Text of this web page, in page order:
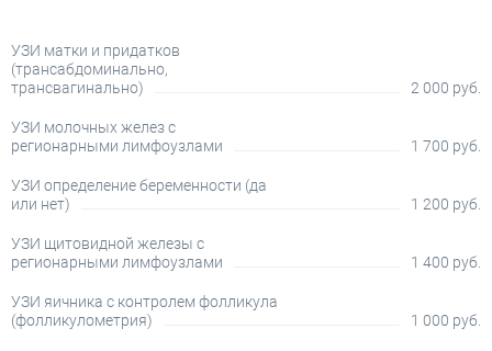
УЗИ матки и придатков
(трансабдоминально,
трансвагинально)
2 000 руб.
УЗИ молочных желез с
регионарными лимфоузлами
1 700 руб.
УЗИ определение беременности (да
или нет)
1 200 руб.
УЗИ щитовидной железы с
регионарными лимфоузлами
1 400 руб.
УЗИ яичника с контролем фолликула
(фолликулометрия)
1 000 руб.